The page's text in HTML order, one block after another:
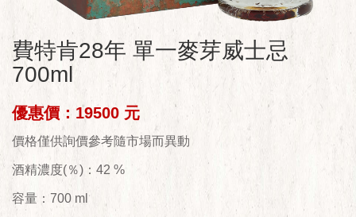
費特肯28年 單一麥芽威士忌
700ml
優惠價：19500 元
價格僅供詢價參考隨市場而異動
酒精濃度(％)：42 %
容量：700 ml